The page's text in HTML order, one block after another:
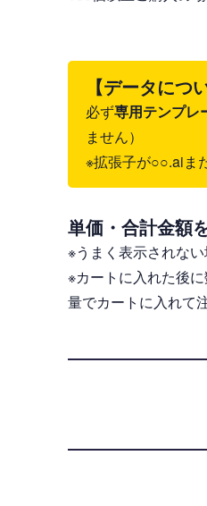
【データにつ
必ず専用テンプ
ません）
※拡張子が○○.aiま
単価・合計金額
※うまく表示されな
※カートに入れた後
量でカートに入れて